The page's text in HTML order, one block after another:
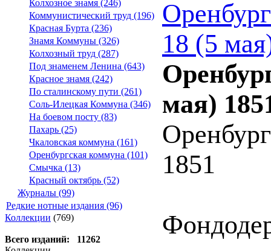
Колхозное знамя (246)
Коммунистический труд (196)
Красная Бурта (236)
Знамя Коммуны (326)
Колхозный труд (287)
Под знаменем Ленина (643)
Красное знамя (242)
По сталинскому пути (261)
Соль-Илецкая Коммуна (346)
На боевом посту (83)
Пахарь (25)
Чкаловская коммуна (161)
Оренбургская коммуна (101)
Смычка (13)
Красный октябрь (52)
Журналы (99)
Редкие нотные издания (96)
Коллекции (769)
Всего изданий: 11262
18 (5
мая)
1851